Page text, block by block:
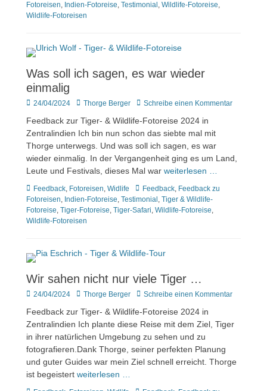
Fotoreisen, Indien-Fotoreise, Testimonial , Wildlife-Fotoreise,
Wildlife-Fotoreisen
Was soll ich sagen, es war wieder
einmalig
Veröffentlicht
24/04/2024 Author
Thorge Berger Schreibe einen Kommentar
Feedback zur Tiger- & Wildlife-Fotoreise 2024 in
Zentralindien Ich bin nun schon das siebte mal mit
Thorge unterwegs. Und was soll ich sagen, es war
wieder einmalig. In der Vergangenheit ging es um Land,
Leute und Festivals, dieses Mal war weiterlesen …
Kategorien
Feedback, Fotoreisen, Widlife TagsFeedback, Feedback zu
Fotoreisen, Indien-Fotoreise, Testimonial , Tiger & Wildlife-
Fotoreise, Tiger-Fotoreise, Tiger-Safari, Wildlife-Fotoreise,
Wildlife-Fotoreisen
Wir sahen nicht nur viele Tiger …
Veröffentlicht
24/04/2024 Author
Thorge Berger Schreibe einen Kommentar
Feedback zur Tiger- & Wildlife-Fotoreise 2024 in
Zentralindien Ich plante diese Reise mit dem Ziel, Tiger
in ihrer natürlichen Umgebung zu sehen und zu
fotografieren.Dank Thorge, seiner perfekten Planung
und guter Guides war mein Ziel schnell erreicht. Thorge
ist begeistert weiterlesen …